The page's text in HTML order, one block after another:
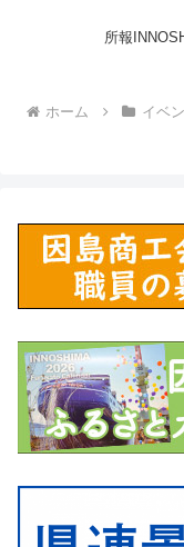
所報
ホーム イベ